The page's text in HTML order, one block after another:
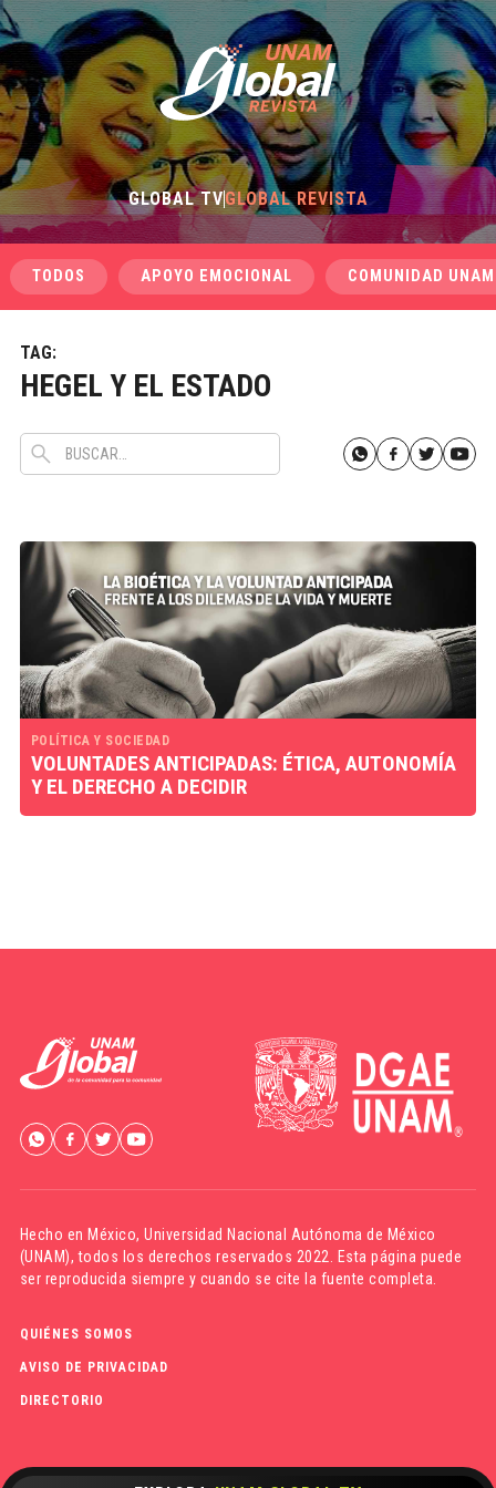
GLOBAL TVGLOBAL REVISTA
TODOS APOYO EMOCIONAL COMUNIDAD UNAM
TAG:
HEGEL Y EL ESTADO
POLÍTICA Y SOCIEDAD
VOLUNTADES ANTICIPADAS: ÉTICA, AUTONOMÍA
Y EL DERECHO A DECIDIR
Hecho en México,Universidad Nacional Autónoma de México
(UNAM), todos los derechos reservados 2022. Esta página puede
ser reproducida siempre y cuando se cite la fuente completa.
QUIÉNES SOMOS
AVISO DE PRIVACIDAD
DIRECTORIO